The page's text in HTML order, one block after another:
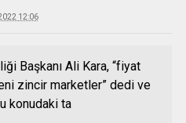
12:06
Başkanı Ali Kara, “fiyat
zincir marketler” dedi ve
konudaki ta